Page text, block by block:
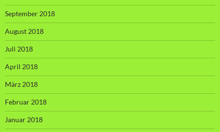
September 2018
August 2018
Juli 2018
April 2018
März 2018
Februar 2018
Januar 2018